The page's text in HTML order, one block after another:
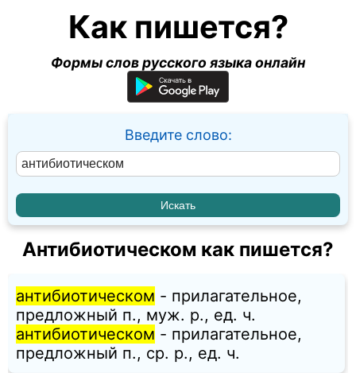
Как пишется?
Формы слов русского языка онлайн
Введите слово:
Антибиотическом как пишется?
антибиотическом - прилагательное,
предложный п., муж. p., ед. ч.
антибиотическом - прилагательное,
предложный п., ср. p., ед. ч.